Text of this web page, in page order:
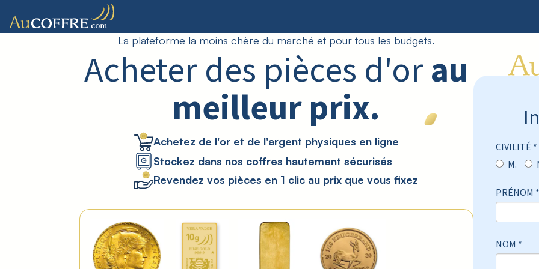
La plateforme la moins chère du marché et pour tous les budgets.
Acheter des pièces d'orau
meilleur prix.
Achetez de l'or et de l'argent physiques en ligne
Stockez dans nos coffres hautement sécurisés
Revendez vos pièces en 1 clic au prix que vous fixez
CIVILITÉ *
M.
PRÉNOM *
NOM *